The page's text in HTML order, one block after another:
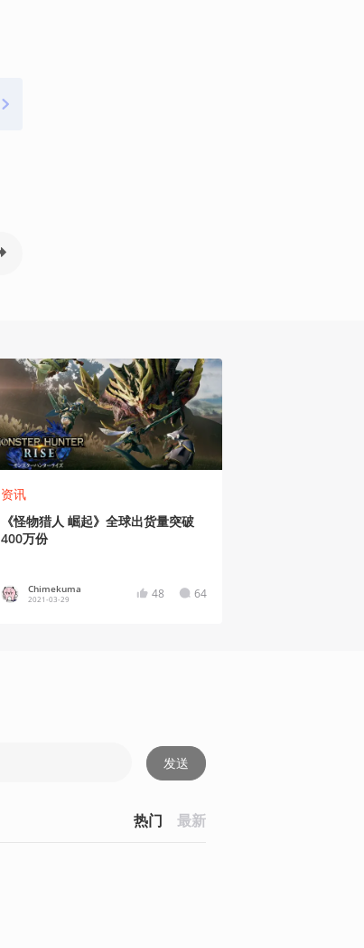
资讯
《怪物猎人 崛起》全球出货量突破
400万份
Chimekuma
2021-03-29 48 64
发送
热门 最新